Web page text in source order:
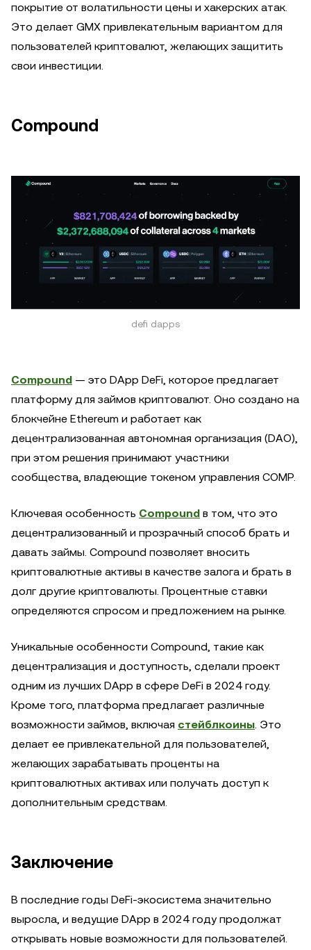
покрытие от волатильности цены и хакерских атак.
Это делает GMX привлекательным вариантом для
пользователей криптовалют, желающих защитить
свои инвестиции.
Compound
defi dapps
Compound — это DApp DeFi, которое предлагает
платформу для займов криптовалют. Оно создано на
блокчейне Ethereum и работает как
децентрализованная автономная организация (DAO),
при этом решения принимают участники
сообщества, владеющие токеном управления COMP.
Ключевая особенность Compound в том, что это
децентрализованный и прозрачный способ брать и
давать займы. Compound позволяет вносить
криптовалютные активы в качестве залога и брать в
долг другие криптовалюты. Процентные ставки
определяются спросом и предложением на рынке.
Уникальные особенности Compound, такие как
децентрализация и доступность, сделали проект
одним из лучших DApp в сфере DeFi в 2024 году.
Кроме того, платформа предлагает различные
возможности займов, включая стейблкоины . Это
делает ее привлекательной для пользователей,
желающих зарабатывать проценты на
криптовалютных активах или получать доступ к
дополнительным средствам.
Заключение
В последние годы DeFi-экосистема значительно
выросла, и ведущие DApp в 2024 году продолжат
открывать новые возможности для пользователей.